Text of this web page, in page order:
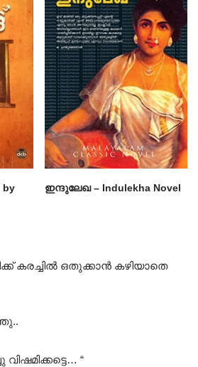
by
ഇന്ദുലേഖ – Indulekha Novel
കരച്ചിൽ ഒതുക്കാൻ കഴിയാതെ
“